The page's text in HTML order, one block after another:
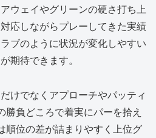
ウェイやグリーンの硬さ打ち上
応しながらプレーしてきた実績
ブのように状況が変化しやすい
期待できます。
けでなくアプローチやパッティ
勝負どころで着実にパーを拾え
順位の差が詰まりやすく上位グ